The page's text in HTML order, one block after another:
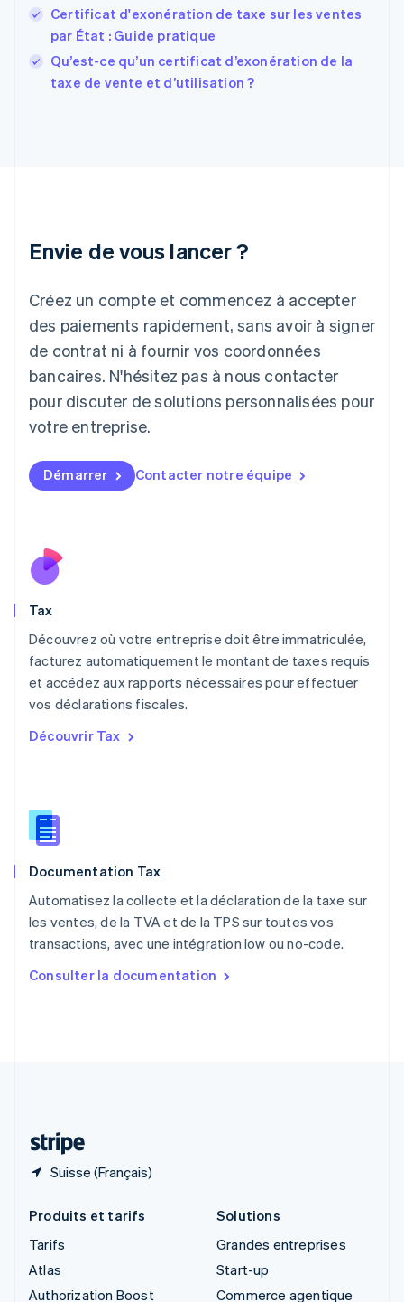
Certificat d'exonération de taxe sur les ventes
par État : Guide pratique
Qu’est-ce qu’un certificat d’exonération de la
taxe de vente et d’utilisation ?
Envie de vous lancer ?
Créez un compte et commencez à accepter
des paiements rapidement, sans avoir à signer
de contrat ni à fournir vos coordonnées
bancaires. N'hésitez pas à nous contacter
pour discuter de solutions personnalisées pour
votre entreprise.
Démarrer Contacter notre équipe
Tax
Découvrez où votre entreprise doit être immatriculée,
facturez automatiquement le montant de taxes requis
et accédez aux rapports nécessaires pour effectuer
vos déclarations fiscales.
Découvrir Tax
Documentation Tax
Automatisez la collecte et la déclaration de la taxe sur
les ventes, de la TVA et de la TPS sur toutes vos
transactions, avec une intégration low ou no-code.
Consulter la documentation
Suisse (Français)
Finlande
English Svenska
FrançaisEnglish
Gibraltar
English
Italie
Japon
日本語
Lettonie
English
Liechtenstein
DeutschEnglish
English
FrançaisDeutschEnglish
Malaisie
Mexique
Español
Nouvelle-Zélande
Pays-Bas
NederlandsEnglish
Pologne
Portugal
République tchèque
English
English
Royaume-Uni
Singapour
English简体中文
English
Produits et tarifs
Tarifs
Atlas
Authorization Boost
Solutions
Grandes entreprises
Start-up
Commerce agentique